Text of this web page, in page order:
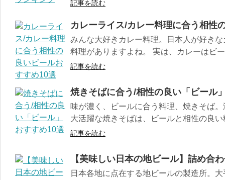
記事を読む
カレーライス/カレー料理に合う相性
みんな大好きカレー料理。日本人が好き
料理がありますよね。 実は、カレーはビ
記事を読む
焼きそばに合う/相性の良い「ビール
味が濃く、ビールに合う料理、焼きそば
大活躍な焼きそばは、ビールと相性の良
記事を読む
【美味しい日本の地ビール】詰め合
日本各地に点在する地ビールの製造所。